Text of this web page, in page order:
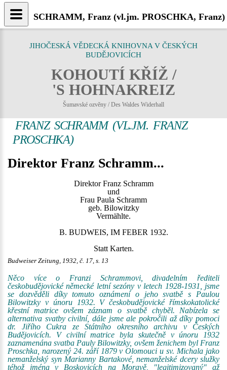
JIHOČESKÁ VĚDECKÁ KNIHOVNA V ČESKÝCH
BUDĚJOVICÍCH
KOHOUTÍ KŘÍŽ /
'S HOHNAKREIZ
Šumavské ozvěny / Des Waldes Widerhall
FRANZ SCHRAMM (VL.JM. FRANZ
PROSCHKA)
Direktor Franz Schramm...
Direktor Franz Schramm
und
Frau Paula Schramm
geb. Bilowitzky
Vermählte.
B. BUDWEIS, IM FEBER 1932.
Statt Karten.
Budweiser Zeitung, 1932, č. 17, s. 13
Něco více o Franzi Schrammovi, divadelním řediteli
českobudějovické německé letní sezóny v letech 1928-1931, jsme
se dozvěděli díky tomuto oznámení o jeho svatbě s Paulou
Bilowitzky v únoru 1932. V českobudějovické římskokatolické
křestní matrice ovšem záznam o svatbě chyběl. Nabízela se
alternativa svatby civilní, dále jsme ale pokročili až díky pomoci
dr. Jiřího Cukra ze Státního okresního archivu v Českých
Budějovicích. V civilní matrice byla skutečně v únoru 1932
zaznamenána svatba Pauly Bilowitzky, ovšem ženichem byl Franz
Proschka, narozený 24. září 1879 v Olomouci u sv. Michala jako
nemanželský syn Marianny Bartakové, nemanželské dcery služky
téhož jména v Boskovicích na Moravě, "legitimizovaný" až
SCHRAMM, Franz (vl.jm. PROSCHKA,